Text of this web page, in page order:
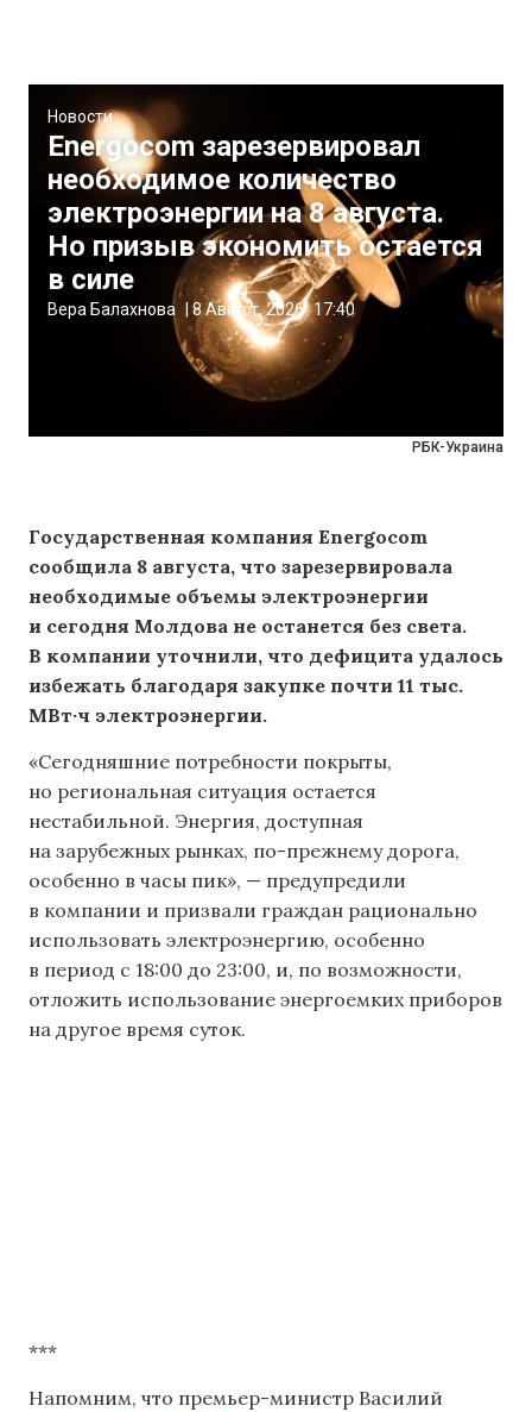
РБК-Украина
Новости
Energocom зарезервировал
необходимое количество
электроэнергии на 8 августа.
Но призыв экономить остается
в силе
Вера Балахнова 8 Август, 2026 17:40
Государственная компания Energocom
сообщила 8 августа, что зарезервировала
необходимые объемы электроэнергии
и сегодня Молдова не останется без света.
В компании уточнили, что дефицита удалось
избежать благодаря закупке почти 11 тыс.
МВт·ч электроэнергии.
«Сегодняшние потребности покрыты,
но региональная ситуация остается
нестабильной. Энергия, доступная
на зарубежных рынках, по-прежнему дорога,
особенно в часы пик», — предупредили
в компании и призвали граждан рационально
использовать электроэнергию, особенно
в период с 18:00 до 23:00, и, по возможности,
отложить использование энергоемких приборов
на другое время суток.
***
Напомним, что премьер-министр Василий